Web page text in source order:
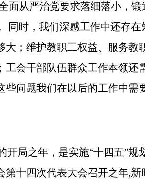
面从严治党要求落细落小，
同时，我们深感工作中还存
；维护教职工权益、服务教
会干部队伍群众工作本领还
问题我们在以后的工作中需
局之年，是实施“十四五”规
十四次代表大会召开之年,